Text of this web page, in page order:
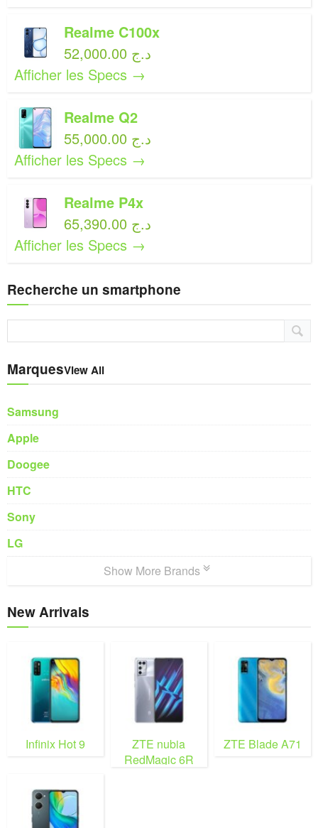
Realme C100x
52,000.00 د.ج
Afficher les Specs →
Realme Q2
55,000.00 د.ج
Afficher les Specs →
Realme P4x
65,390.00 د.ج
Afficher les Specs →
Recherche un smartphone
MarquesView All
Samsung
Apple
Doogee
HTC
Sony
LG
Show More Brands
New Arrivals
Infinix Hot 9
ZTE nubia
RedMagic 6R
ZTE Blade A71